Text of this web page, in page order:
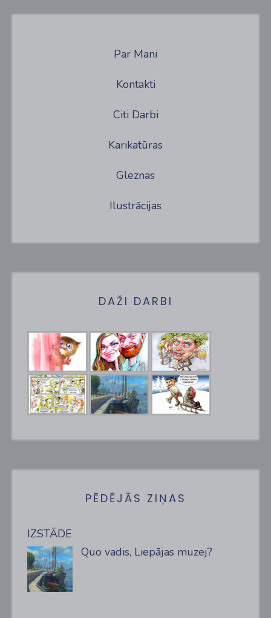
Par Mani
Kontakti
Citi Darbi
Karikatūras
Gleznas
Ilustrācijas
DAŽI DARBI
PĒDĒJĀS ZIŅAS
IZSTĀDE
Quo vadis, Liepājas muzej?